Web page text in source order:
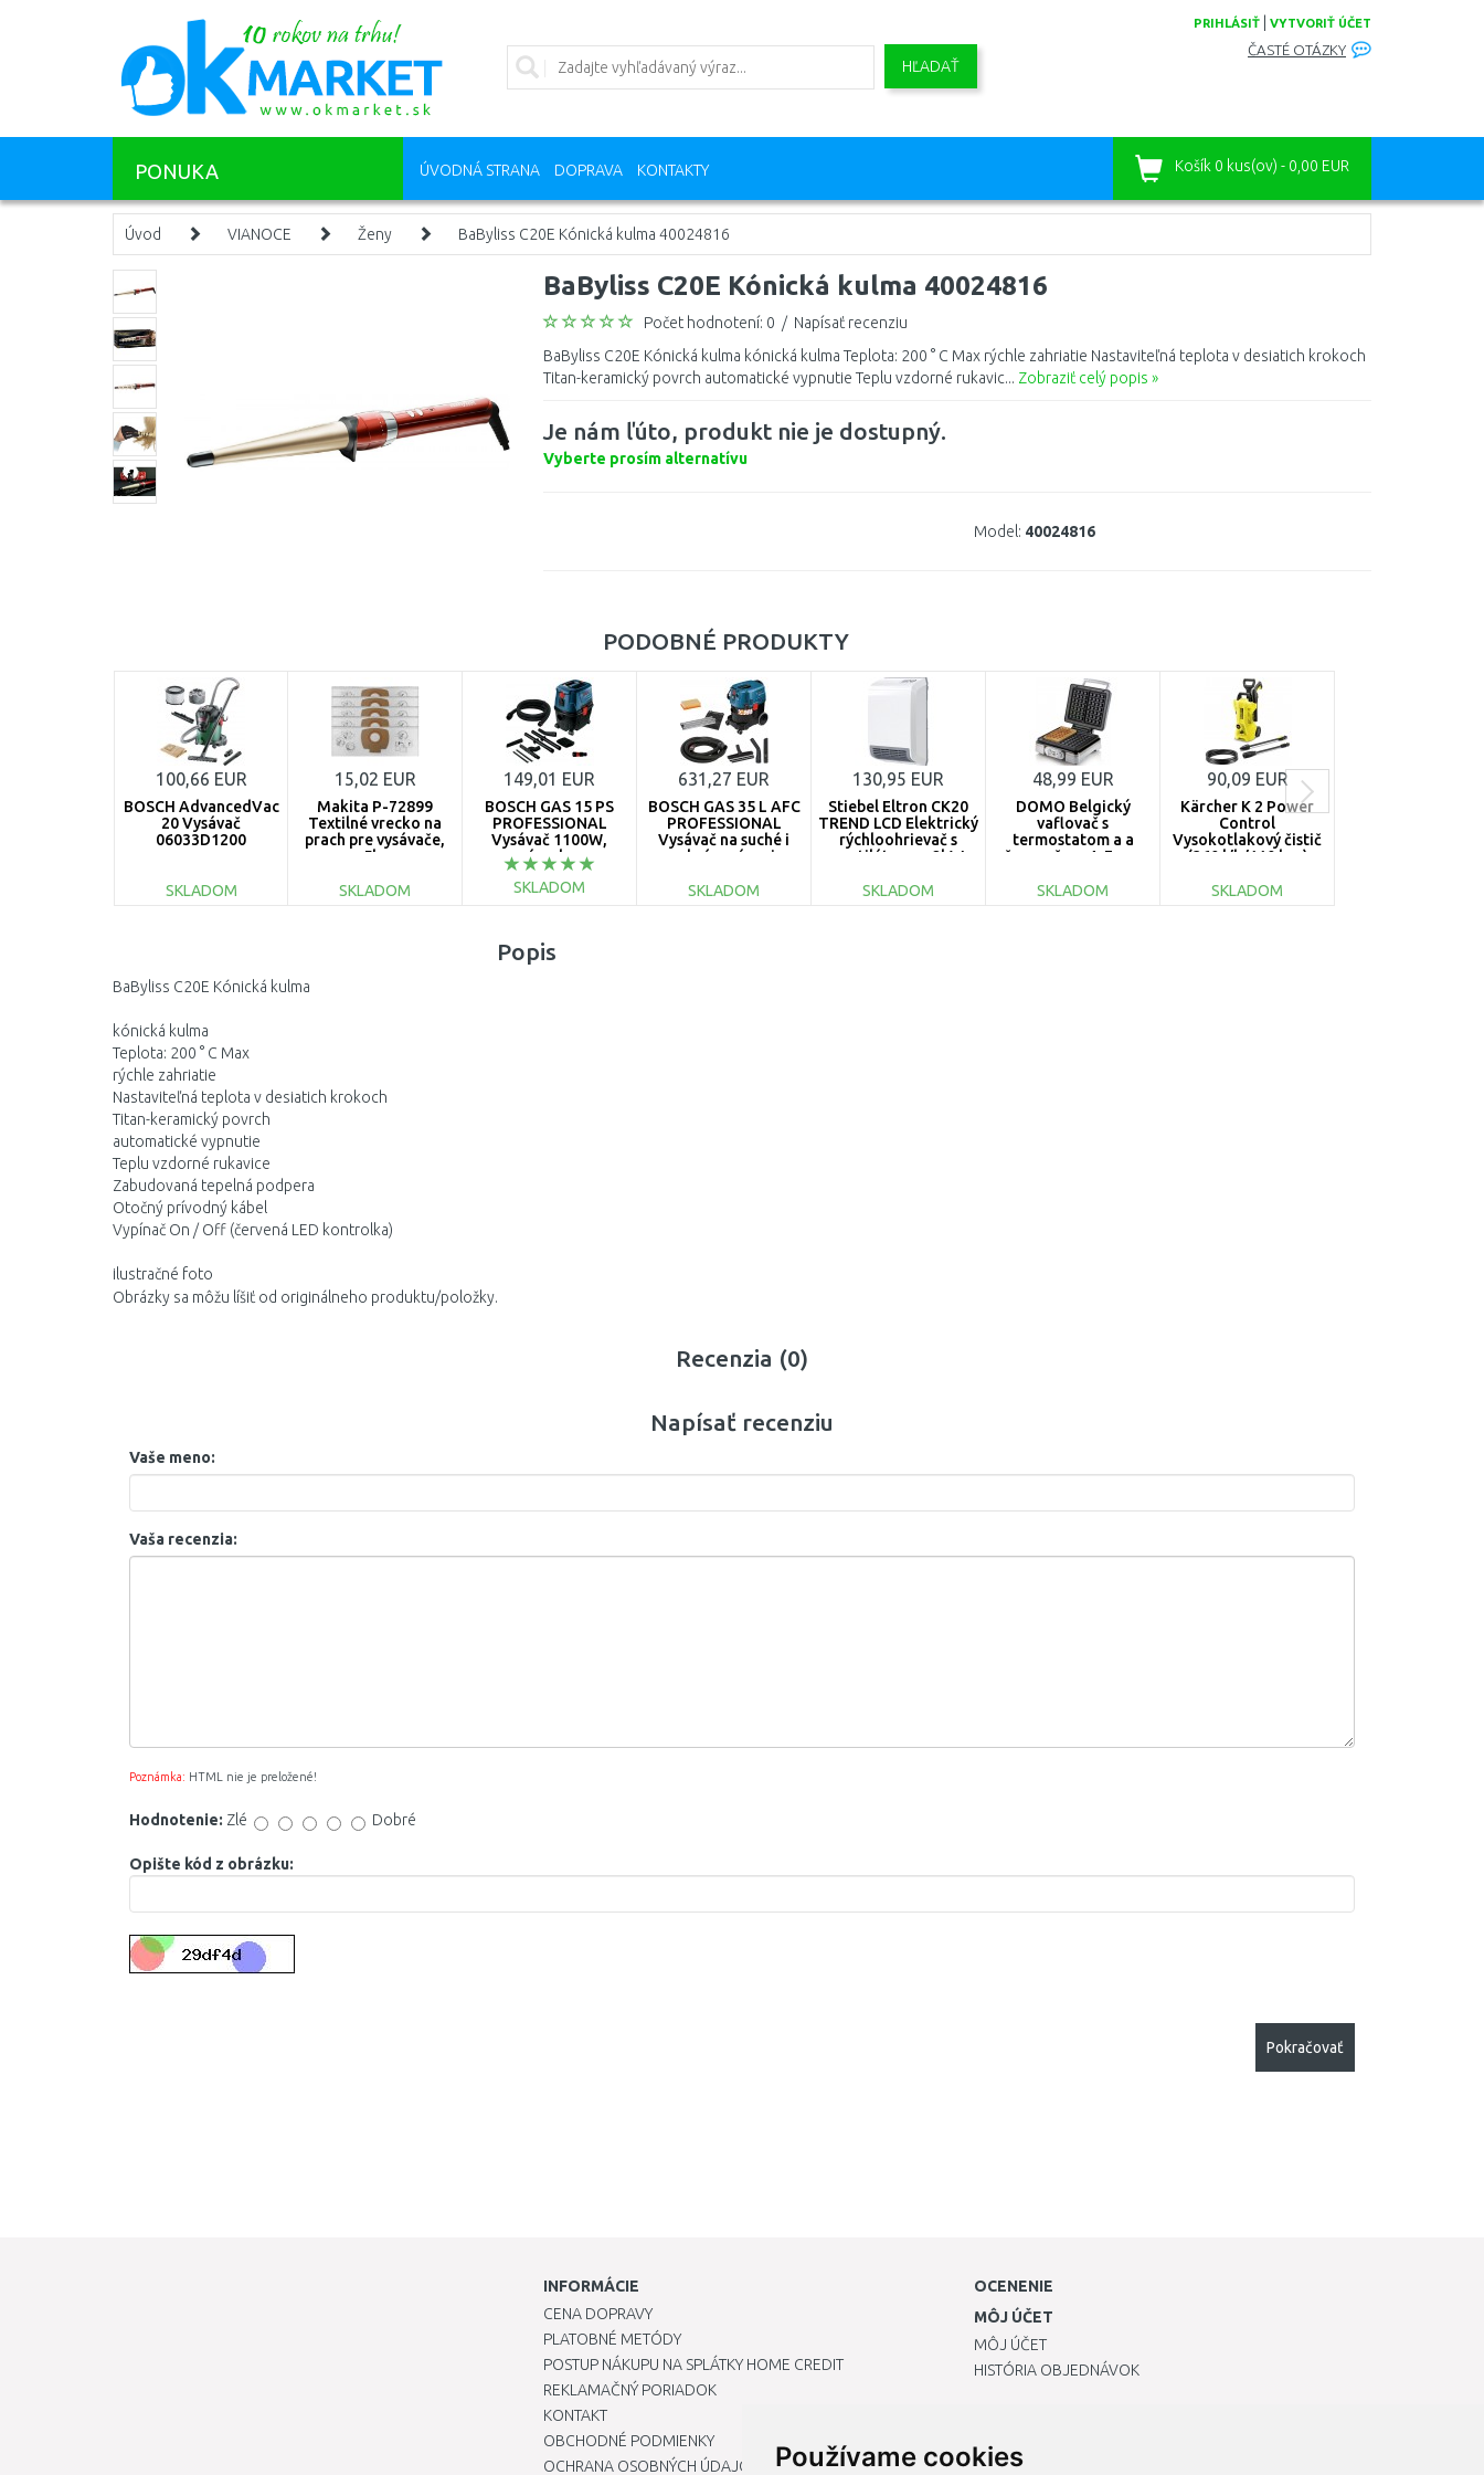
Používame cookies
PRIHLÁSIŤ VYTVORIŤ ÚČET
ČASTÉ OTÁZKY
HĽADAŤ
PONUKA ÚVODNÁ STRANA DOPRAVA KONTAKTY Košík 0 kus(ov) - 0,00 EUR
Úvod VIANOCE Ženy BaByliss C20E Kónická kulma 40024816
BaByliss C20E Kónická kulma 40024816
Počet hodnotení: 0 / Napísať recenziu
BaByliss C20E Kónická kulma kónická kulma Teplota: 200 ° C Max rýchle zahriatie Nastaviteľná teplota v desiatich krokoch
Titan-keramický povrch automatické vypnutie Teplu vzdorné rukavic... Zobraziť celý popis »
Je nám ľúto, produkt nie je dostupný.
Vyberte prosím alternatívu
Model: 40024816
PODOBNÉ PRODUKTY
100,66 EUR
BOSCH AdvancedVac
20 Vysávač
06033D1200
SKLADOM
15,02 EUR
Makita P-72899
Textilné vrecko na
prach pre vysávače,
5ks
SKLADOM
149,01 EUR
BOSCH GAS 15 PS
PROFESSIONAL
Vysávač 1100W,
zásuvka,
poloautomatický
oklep, 06019E5100
SKLADOM
Porovnať
631,27 EUR
BOSCH GAS 35 L AFC
PROFESSIONAL
Vysávač na suché i
mokré vysávanie
SKLADOM
130,95 EUR
Stiebel Eltron CK20
TREND LCD Elektrický
rýchloohrievač s
ventilátorom 2kW
SKLADOM
48,99 EUR
DOMO Belgický
vaflovač s
termostatom a a
časovačom 4x7 cm,
SKLADOM
90,09 EUR
Kärcher K 2 Power
Control
Vysokotlakový čistič
(360 l/h/110 bar)
SKLADOM
Popis
BaByliss C20E Kónická kulma
kónická kulma
Teplota: 200 ° C Max
rýchle zahriatie
Nastaviteľná teplota v desiatich krokoch
Titan-keramický povrch
automatické vypnutie
Teplu vzdorné rukavice
Zabudovaná tepelná podpera
Otočný prívodný kábel
Vypínač On / Off (červená LED kontrolka)
ilustračné foto
Obrázky sa môžu líšiť od originálneho produktu/položky.
Recenzia (0)
Napísať recenziu
Vaše meno:
Vaša recenzia:
Poznámka: HTML nie je preložené!
Hodnotenie: Zlé Dobré
Opište kód z obrázku:
Pokračovať
INFORMÁCIE
CENA DOPRAVY
PLATOBNÉ METÓDY
POSTUP NÁKUPU NA SPLÁTKY HOME CREDIT
REKLAMAČNÝ PORIADOK
KONTAKT
OBCHODNÉ PODMIENKY
OCHRANA OSOBNÝCH ÚDAJOV
OCENENIE
MÔJ ÚČET
MÔJ ÚČET
HISTÓRIA OBJEDNÁVOK